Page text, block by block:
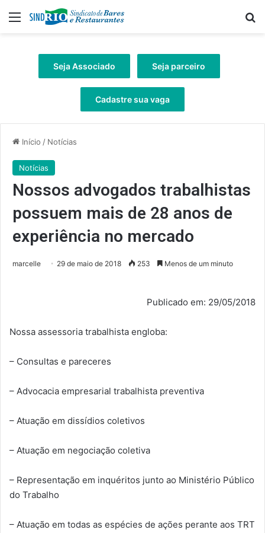
Menu
Seja Associado Seja parceiro
Cadastre sua vaga
Início / Notícias
Notícias
Nossos advogados trabalhistas
possuem mais de 28 anos de
experiência no mercado
marcelle 29 de maio de 2018 253 Menos de um minuto
Publicado em: 29/05/2018
Nossa assessoria trabalhista engloba:
– Consultas e pareceres
– Advocacia empresarial trabalhista preventiva
– Atuação em dissídios coletivos
– Atuação em negociação coletiva
– Representação em inquéritos junto ao Ministério Público
do Trabalho
– Atuação em todas as espécies de ações perante aos TRT